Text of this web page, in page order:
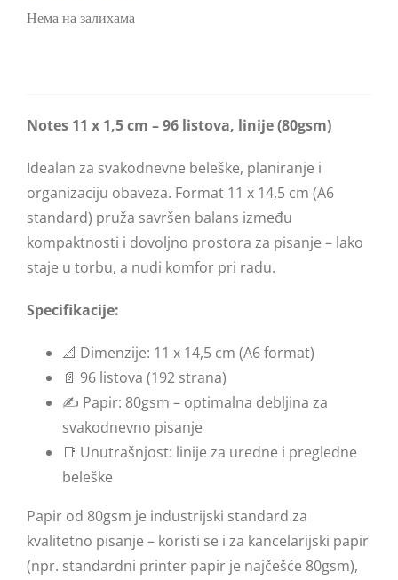
Gel olovke
Premier
Urban Royal
Urban
Jotter Royal
Jotter XL
Jotter Original
Jotter
Vector Royal
Notesi
Patrone
Refili za rolere
Blog
Нема на залихама
Notes 11 x 1,5 cm – 96 listova, linije (80gsm)
Idealan za svakodnevne beleške, planiranje i
organizaciju obaveza. Format 11 x 14,5 cm (A6
standard) pruža savršen balans između
kompaktnosti i dovoljno prostora za pisanje – lako
staje u torbu, a nudi komfor pri radu.
Specifikacije:
📐 Dimenzije: 11 x 14,5 cm (A6 format)
📄 96 listova (192 strana)
✍️ Papir: 80gsm – optimalna debljina za
svakodnevno pisanje
📑 Unutrašnjost: linije za uredne i pregledne
beleške
Papir od 80gsm je industrijski standard za
kvalitetno pisanje – koristi se i za kancelarijski papir
(npr. standardni printer papir je najčešće 80gsm),